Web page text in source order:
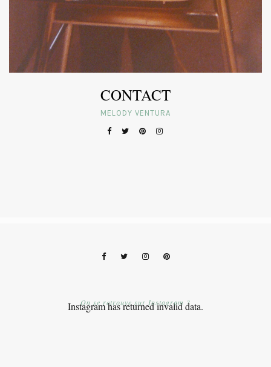
CONTACT
MELODY VENTURA
Instagram has returned invalid data.
On se retrouve sur Instagram ?